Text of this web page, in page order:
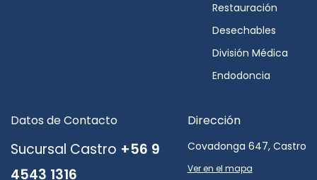
Restauración
Desechables
División Médica
Endodoncia
Datos de Contacto
Sucursal Castro +56 9
4543 1316
Dirección
Covadonga 647, Castro
Ver en el mapa